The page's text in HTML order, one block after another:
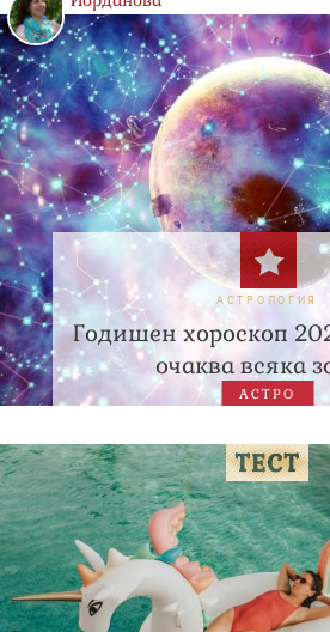
АСТРОЛОГИЯ
Годишен хороскоп
очаква всяка
АСТРО